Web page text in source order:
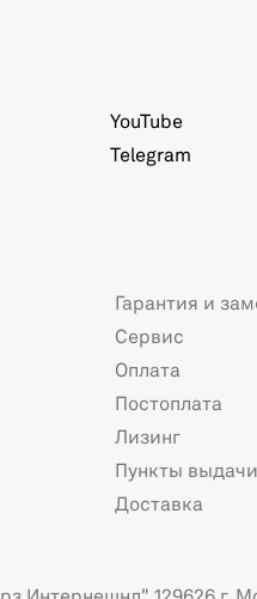
YouTube
Telegram
Гарантия и
Сервис
Оплата
Постоплата
Лизинг
Пункты выдачи
Доставка